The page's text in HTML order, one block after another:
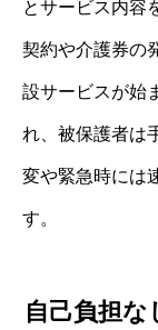
とサービス内容
契約や介護券の
設サービスが始
れ、被保護者は
変や緊急時には
す。
自己負担